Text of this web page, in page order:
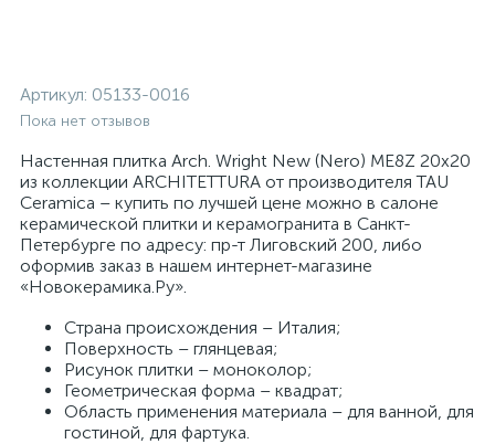
Артикул: 05133-0016
Пока нет отзывов
Настенная плитка Arch. Wright New (Nero) ME8Z 20x20
из коллекции ARCHITETTURA от производителя TAU
Ceramica – купить по лучшей цене можно в салоне
керамической плитки и керамогранита в Санкт-
Петербурге по адресу: пр-т Лиговский 200, либо
оформив заказ в нашем интернет-магазине
«Новокерамика.Ру».
Страна происхождения – Италия;
Поверхность – глянцевая;
Рисунок плитки – моноколор;
Геометрическая форма – квадрат;
Область применения материала – для ванной, для
гостиной, для фартука.